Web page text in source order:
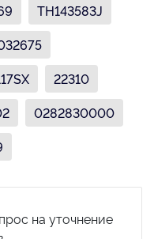
TH143583J
22310
0282830000
на уточнение